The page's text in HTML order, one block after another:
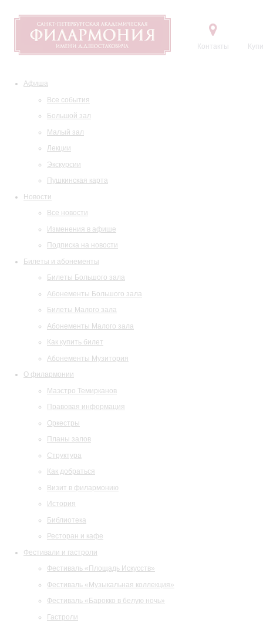
Контакты
Афиша
Все события
Большой зал
Малый зал
Лекции
Экскурсии
Пушкинская карта
Новости
Все новости
Изменения в афише
Подписка на новости
Билеты и абонементы
Билеты Большого зала
Абонементы Большого зала
Билеты Малого зала
Абонементы Малого зала
Как купить билет
Абонементы Музитория
О филармонии
Маэстро Темирканов
Правовая информация
Оркестры
Планы залов
Структура
Как добраться
Визит в филармонию
История
Библиотека
Ресторан и кафе
Фестивали и гастроли
Фестиваль «Площадь Искусств»
Фестиваль «Музыкальная коллекция»
Фестиваль «Барокко в белую ночь»
Гастроли